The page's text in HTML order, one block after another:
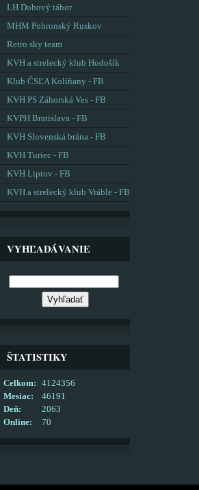
LH Dobový tábor
MHM Pohronský Ruskov
Retro sky team
KVH a strelecký klub Hodošík
Klub ČSĽA Kolíňany - FB
KVH PS Záhorská Ves - FB
KVPH Bratislava - FB
KVH Slovenská brána - FB
KVH Turiec - FB
KVH Liptov - FB
KVH a strelecký klub Vráble - FB
VYHĽADÁVANIE
ŠTATISTIKY
Online: 70
Celkom:
4124356
Mesiac:
46191
Deň:
2063